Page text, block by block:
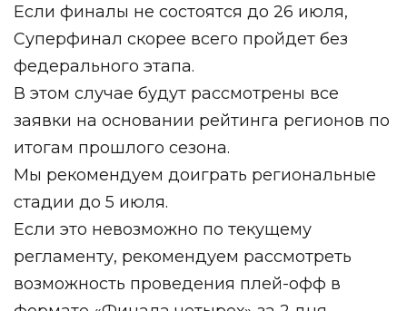
Если финалы не состоятся до 26 июля,
Суперфинал скорее всего пройдет без
федерального этапа.
В этом случае будут рассмотрены все
заявки на основании рейтинга регионов по
итогам прошлого сезона.
Мы рекомендуем доиграть региональные
стадии до 5 июля.
Если это невозможно по текущему
регламенту, рекомендуем рассмотреть
возможность проведения плей-офф в